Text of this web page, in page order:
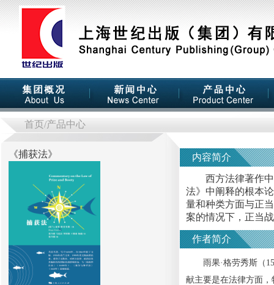
首页/产品中心
《捕获法》 内容简介
西方法律著作中
法》中阐释的根本
量和种类方面与正
案的情况下，正当
作者简介
雨果·格劳秀斯（
献主要是在法律方面